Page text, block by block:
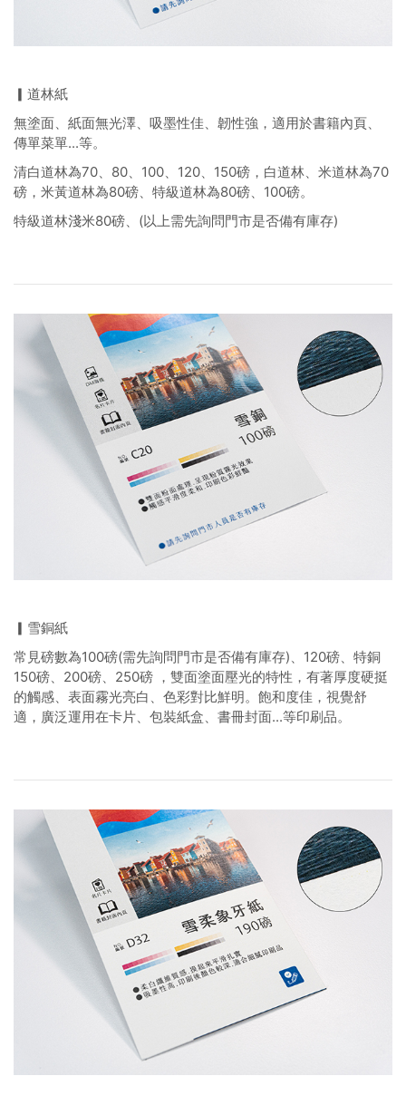
▎道林紙
無塗面、紙面無光澤、吸墨性佳、韌性強，適用於書籍內頁、
傳單菜單...等。
清白道林為70、80、100、120、150磅，白道林、米道林為70
磅，米黃道林為80磅、特級道林為80磅、100磅。
特級道林淺米80磅、(以上需先詢問門市是否備有庫存)
▎雪銅紙
常見磅數為100磅(需先詢問門市是否備有庫存)、120磅、特銅
150磅、200磅、250磅 ，雙面塗面壓光的特性，有著厚度硬挺
的觸感、表面霧光亮白、色彩對比鮮明。飽和度佳，視覺舒
適，廣泛運用在卡片、包裝紙盒、書冊封面...等印刷品。